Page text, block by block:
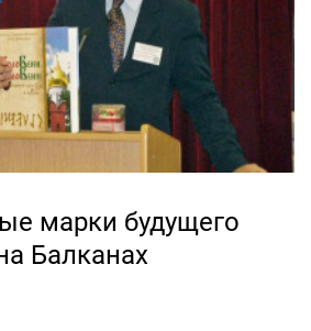
марки будущего
Балканах